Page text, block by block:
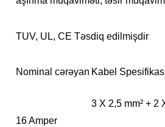
TUV, UL, CE Təsdiq edilmişdir
Nominal cərəyan Kabel
16 Amper
3 X 2,5 mm² + 2